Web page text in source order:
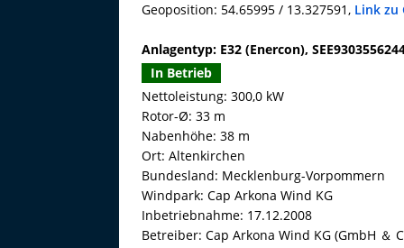
Geoposition: 54.65995 / 13.327591, Link zu
Anlagentyp: E32 (Enercon),
In Betrieb
Nettoleistung: 300,0 kW
Rotor-Ø: 33 m
Nabenhöhe: 38 m
Ort: Altenkirchen
Bundesland: Mecklenburg-Vorpommern
Windpark: Cap Arkona Wind KG
Inbetriebnahme: 17.12.2008
Betreiber: Cap Arkona Wind KG (GmbH ＆